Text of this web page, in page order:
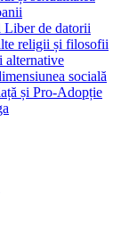
Liber de datorii
religii și filosofii
alternative
socială
și Pro-Adopție